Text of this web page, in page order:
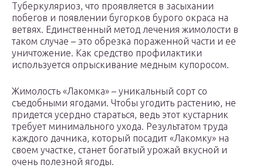
Туберкуляриоз, что проявляется в засыхании
побегов и появлении бугорков бурого окраса на
ветвях. Единственный метод лечения жимолости в
таком случае – это обрезка пораженной части и ее
уничтожение. Как средство профилактики
используется опрыскивание медным купоросом.
Жимолость «Лакомка» – уникальный сорт со
съедобными ягодами. Чтобы угодить растению, не
придется усердно стараться, ведь этот кустарник
требует минимального ухода. Результатом труда
каждого дачника, который посадит «Лакомку» на
своем участке, станет богатый урожай вкусной и
очень полезной ягоды.